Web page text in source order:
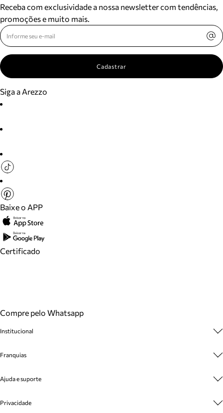
Receba com exclusividade a nossa newsletter com tendências,
promoções e muito mais.
Cadastrar
Siga a Arezzo
Baixe o APP
Certificado
Compre pelo Whatsapp
Institucional
Cashback
Venda Corporativa
Mapa do Site
Franquias
Plano de Negócio
Ajuda e suporte
Cadastro
Privacidade